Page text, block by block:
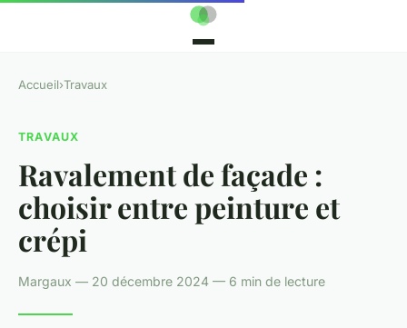
Accueil›Travaux
TRAVAUX
Ravalement de façade :
choisir entre peinture et
crépi
Margaux — 20 décembre 2024 — 6 min de lecture